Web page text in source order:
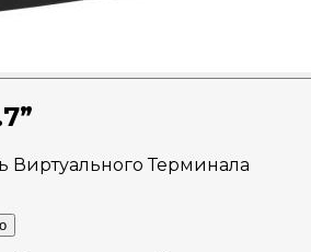
Виртуального Терминала